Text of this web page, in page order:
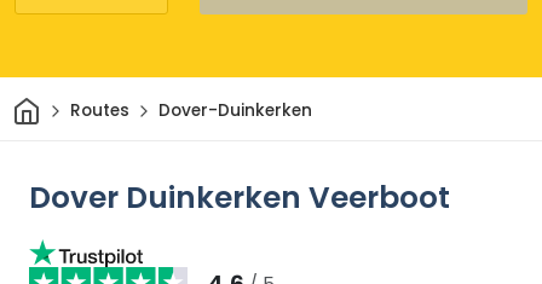
ThuisRoutes Dover-Duinkerken
Dover Duinkerken Veerboot